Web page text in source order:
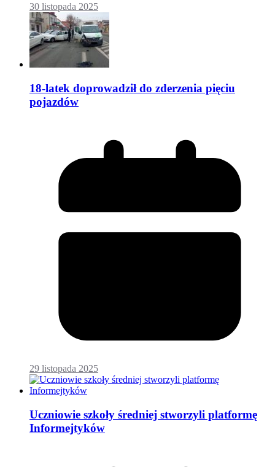
30 listopada 2025
18-latek doprowadził do zderzenia pięciu
pojazdów
29 listopada 2025
Uczniowie szkoły średniej stworzyli platformę
Informejtyków